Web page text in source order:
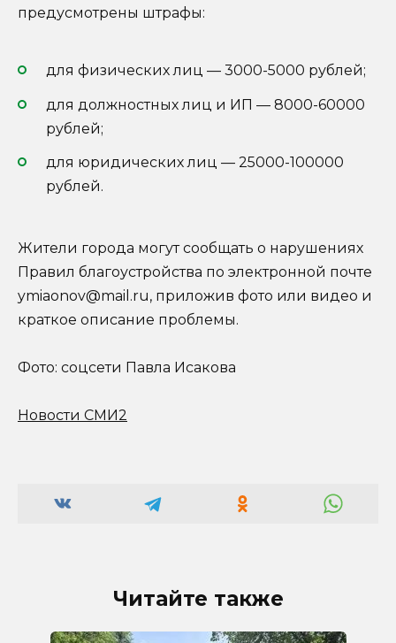
предусмотрены штрафы:
для физических лиц — 3000-5000 рублей;
для должностных лиц и ИП — 8000-60000
рублей;
для юридических лиц — 25000-100000
рублей.
Жители города могут сообщать о нарушениях
Правил благоустройства по электронной почте
ymiaonov@mail.ru, приложив фото или видео и
краткое описание проблемы.
Фото: соцсети Павла Исакова
Новости СМИ2
Читайте также